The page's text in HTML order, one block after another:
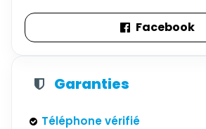
Facebook
Garanties
Téléphone vérifié